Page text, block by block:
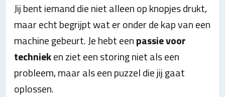
Jij bent iemand die niet alleen op knopjes drukt,
maar echt begrijpt wat er onder de kap van een
machine gebeurt. Je hebt eenpassie voor
technieken ziet een storing niet als een
probleem, maar als een puzzel die jij gaat
oplossen.